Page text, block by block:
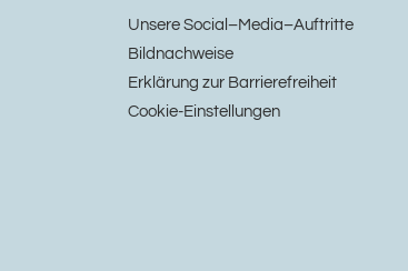
Unsere Social–Media–Auftritte
Bildnachweise
Erklärung zur Barrierefreiheit
Cookie-Einstellungen